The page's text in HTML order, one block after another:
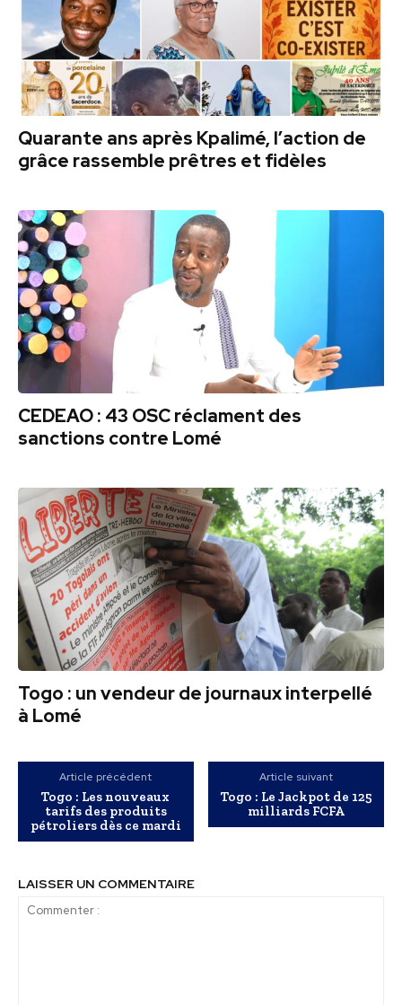
Quarante ans après Kpalimé, l’action de
grâce rassemble prêtres et fidèles
CEDEAO : 43 OSC réclament des
sanctions contre Lomé
Togo : un vendeur de journaux interpellé
à Lomé
Article précédent
Togo : Les nouveaux
tarifs des produits
pétroliers dès ce mardi
Article suivant
Togo : Le Jackpot de 125
milliards FCFA
LAISSER UN COMMENTAIRE